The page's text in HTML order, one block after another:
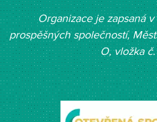
Organizace je zapsaná
prospěšných společností, Měst
O, vložka